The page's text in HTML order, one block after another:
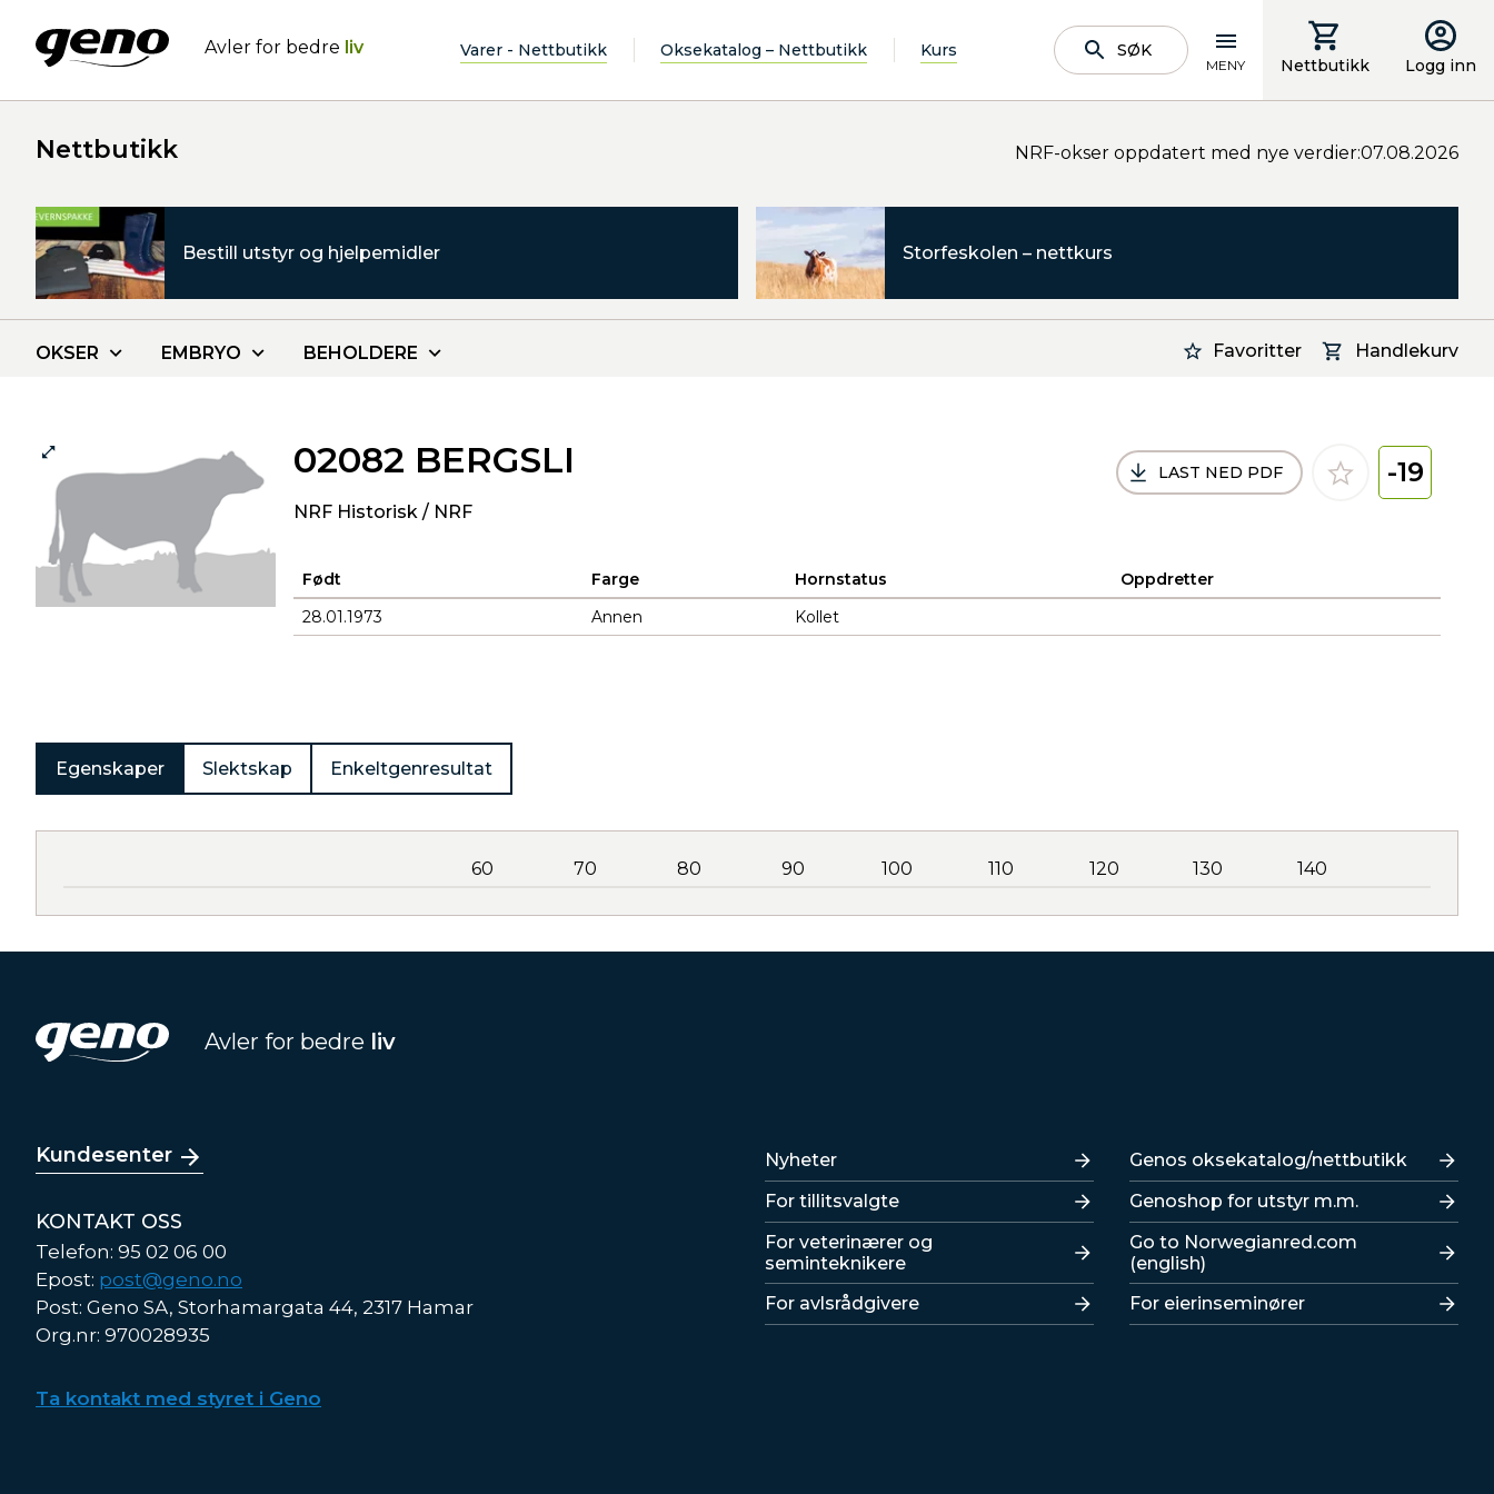
Avler for bedre liv Varer - Nettbutikk Oksekatalog – Nettbutikk Kurs SØK
MENY Nettbutikk Logg inn
Nettbutikk NRF-okser oppdatert med nye verdier:07.08.2026
Bestill utstyr og hjelpemidler Storfeskolen – nettkurs
Favoritter Handlekurv
OKSER EMBRYO BEHOLDERE
02082 BERGSLI
NRF Historisk / NRF
LAST NED PDF -19
Født Farge Hornstatus
Oppdretter
28.01.1973
Annen Kollet
Egenskaper Slektskap Enkeltgenresultat
60 70 80 90 100 110 120 130 140
Avler for bedre liv
Kundesenter
KONTAKT OSS
Telefon: 95 02 06 00
Epost: post@geno.no
Post: Geno SA, Storhamargata 44, 2317 Hamar
Org.nr: 970028935
Ta kontakt med styret i Geno
Lenker
Nyheter
For tillitsvalgte
For veterinærer og
seminteknikere
For avlsrådgivere
Lenker
Genos oksekatalog/nettbutikk
Genoshop for utstyr m.m.
Go to Norwegianred.com
(english)
For eierinseminører